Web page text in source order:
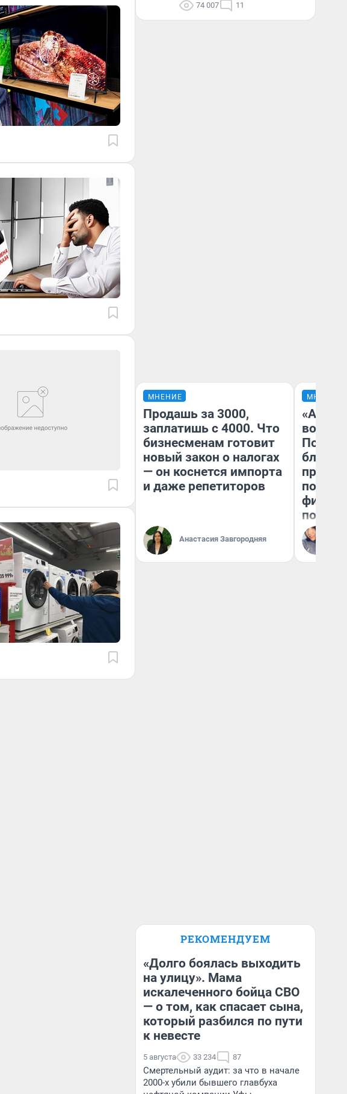
74 007 11
МНЕНИЕ
Продашь за 3000,
заплатишь с 4000. Что
бизнесменам готовит
новый закон о налогах
— он коснется импорта
и даже репетиторов
Анастасия Завгородняя
МНЕНИЕ
вот
РЕКОМЕНДУЕМ
«Долго боялась выходить
на улицу». Мама
искалеченного бойца СВО
— о том, как спасает сына,
который разбился по пути
к невесте
5 августа 33 234 87
Смертельный аудит: за что в начале
2000-х убили бывшего главбуха